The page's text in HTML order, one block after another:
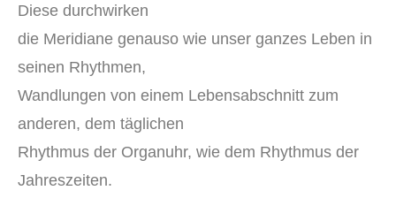
Diese durchwirken
die Meridiane genauso wie unser ganzes Leben in
seinen Rhythmen,
Wandlungen von einem Lebensabschnitt zum
anderen, dem täglichen
Rhythmus der Organuhr, wie dem Rhythmus der
Jahreszeiten.